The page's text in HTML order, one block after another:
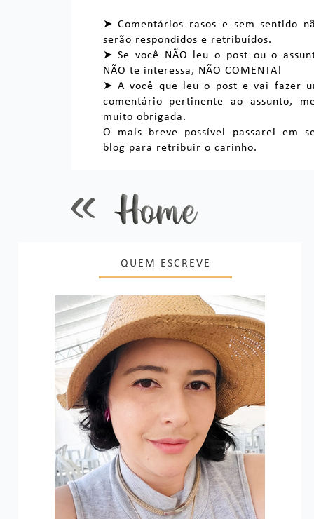
➤ Comentários rasos e sem sentido
serão respondidos e retribuídos.
➤ Se você NÃO leu o post ou o
NÃO te interessa, NÃO COMENTA!
➤ A você que leu o post e vai fazer
comentário pertinente ao assunto,
muito obrigada.
O mais breve possível passarei em
blog para retribuir o carinho.
QUEM ESCREVE